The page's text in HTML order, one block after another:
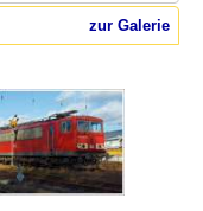
zur Galerie